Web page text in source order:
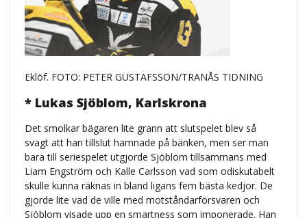
Eklöf. FOTO: PETER GUSTAFSSON/TRANÅS TIDNING
* Lukas Sjöblom, Karlskrona
Det smolkar bägaren lite grann att slutspelet blev så
svagt att han tillslut hamnade på bänken, men ser man
bara till seriespelet utgjorde Sjöblom tillsammans med
Liam Engström och Kalle Carlsson vad som odiskutabelt
skulle kunna räknas in bland ligans fem bästa kedjor. De
gjorde lite vad de ville med motståndarförsvaren och
Sjöblom visade upp en smartness som imponerade. Han